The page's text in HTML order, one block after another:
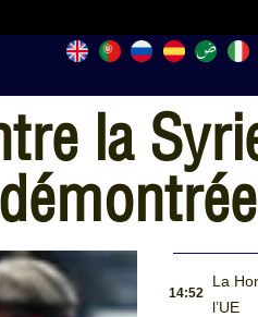
la
14:52
La
l’UE